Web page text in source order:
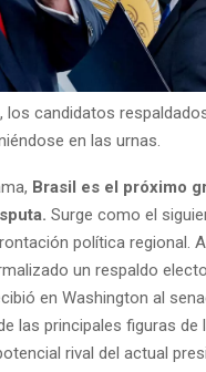
los candidatos
en las urnas.
Brasil es el próximo
Surge como el
política regional.
un respaldo
en Washington al
las principales figuras de
rival del actual